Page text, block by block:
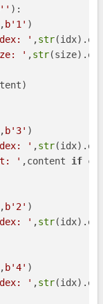
):
, b'1' )
' ,str
' ,str
, b'3' )
' ,str
' ,content if
, b'2' )
' ,str
, b'4' )
' ,str